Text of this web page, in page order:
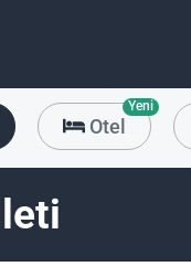
Otel
Yeni